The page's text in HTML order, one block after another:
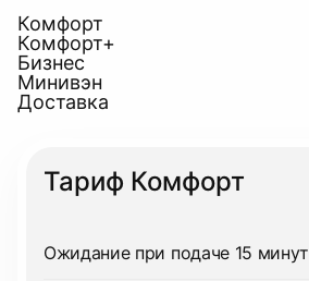
Комфорт
Комфорт+
Бизнес
Минивэн
Доставка
Тариф Комфорт
Ожидание при подаче 15 минут